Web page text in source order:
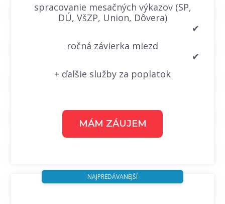
spracovanie mesačných výkazov (SP,
DÚ, VšZP, Union, Dôvera)
✔
ročná závierka miezd
✔
+ ďalšie služby za poplatok
MÁM ZÁUJEM
NAJPREDÁVANEJŠÍ